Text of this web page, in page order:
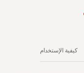
كيفية الإستخدام